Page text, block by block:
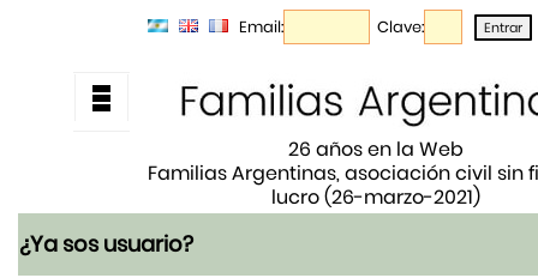
Email: Clave:
26 años en la Web
Familias Argentinas, asociación civil sin
lucro (26-marzo-2021)
¿Ya sos usuario?